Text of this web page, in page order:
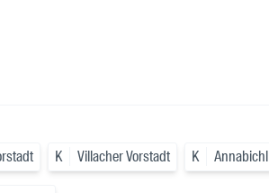
K Villacher Vorstadt K Annabichl